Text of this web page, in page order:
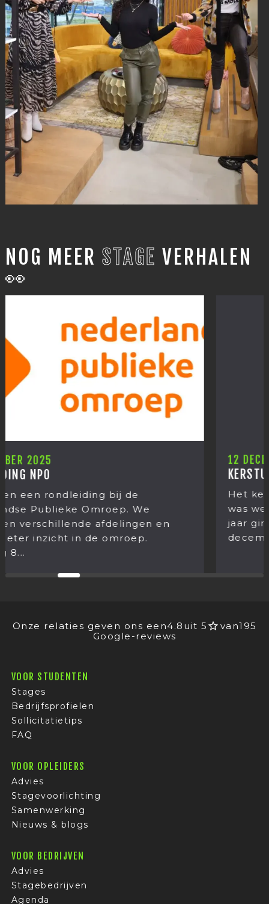
NOG MEER STAGE VERHALEN
👀
12 DECEMBER 2025
KERSTUITJE 2025
Het kerstuitje van Mediastages 2025. Het
was weer een grote verrassing wat we dit
jaar gingen doen! Op donderdag 11
december stond het jaarlijkse...
Onze relaties geven ons een4.8 uit 5 van195
Google-reviews
VOOR STUDENTEN
Stages
Bedrijfsprofielen
Sollicitatietips
FAQ
VOOR OPLEIDERS
Advies
Stagevoorlichting
Samenwerking
Nieuws & blogs
VOOR BEDRIJVEN
Advies
Stagebedrijven
Agenda